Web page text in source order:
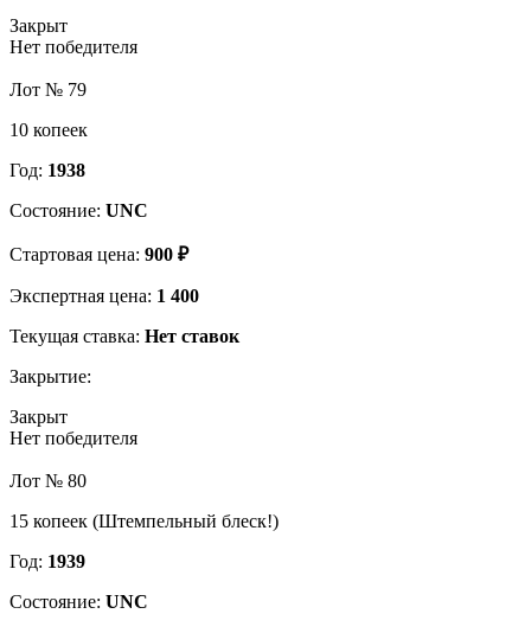
Закрыт
Нет победителя
Лот № 79
10 копеек
Год: 1938
Состояние: UNC
Стартовая цена: 900 ₽
Экспертная цена: 1 400
Текущая ставка: Нет ставок
Закрытие:
Закрыт
Нет победителя
Лот № 80
15 копеек (Штемпельный блеск!)
Год: 1939
Состояние: UNC